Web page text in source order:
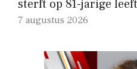
sterft op 81-jarige
7 augustus 2026